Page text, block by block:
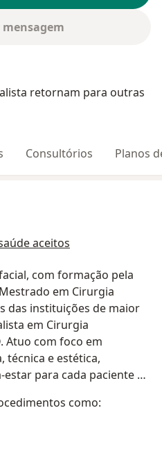
mensagem
retornam para outras
Consultórios Planos
aceitos
com formação pela
em Cirurgia
das instituições de maior
em Cirurgia
Atuo com foco em
técnica e estética,
para cada paciente de
como: